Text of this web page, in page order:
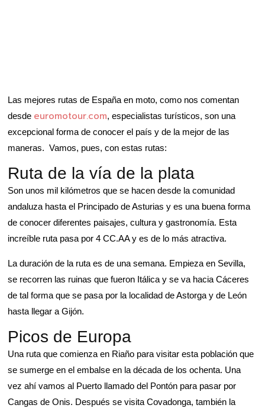
Las mejores rutas de España en moto, como nos comentan
desde euromotour.com, especialistas turísticos, son una
excepcional forma de conocer el país y de la mejor de las
maneras. Vamos, pues, con estas rutas:
Ruta de la vía de la plata
Son unos mil kilómetros que se hacen desde la comunidad
andaluza hasta el Principado de Asturias y es una buena forma
de conocer diferentes paisajes, cultura y gastronomía. Esta
increíble ruta pasa por 4 CC.AA y es de lo más atractiva.
La duración de la ruta es de una semana. Empieza en Sevilla,
se recorren las ruinas que fueron Itálica y se va hacia Cáceres
de tal forma que se pasa por la localidad de Astorga y de León
hasta llegar a Gijón.
Picos de Europa
Una ruta que comienza en Riaño para visitar esta población que
se sumerge en el embalse en la década de los ochenta. Una
vez ahí vamos al Puerto llamado del Pontón para pasar por
Cangas de Onis. Después se visita Covadonga, también la